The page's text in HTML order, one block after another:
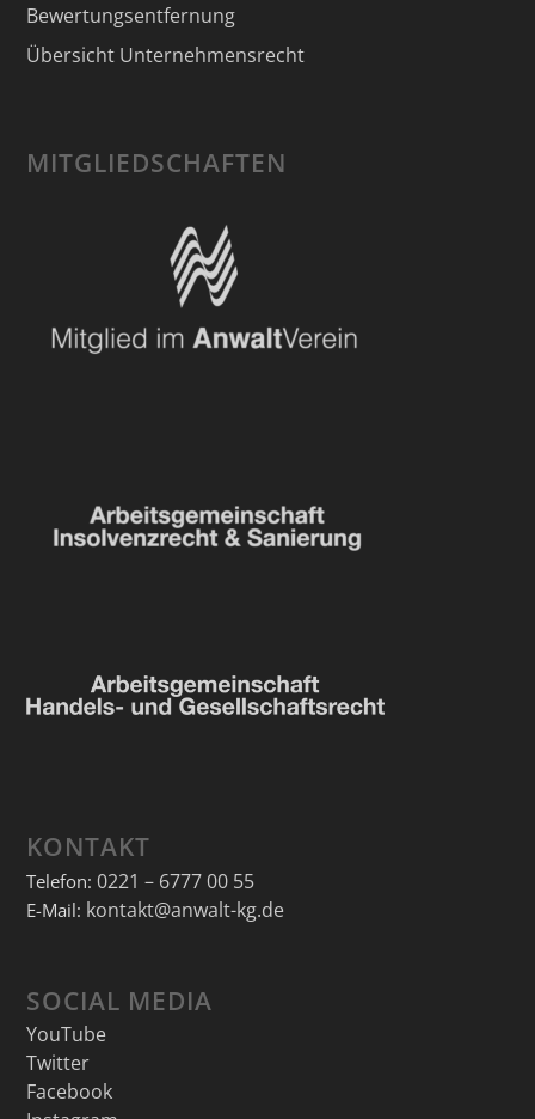
Bewertungsentfernung
Übersicht Unternehmensrecht
MITGLIEDSCHAFTEN
KONTAKT
Telefon: 0221 – 6777 00 55
E-Mail: kontakt@anwalt-kg.de
SOCIAL MEDIA
YouTube
Twitter
Facebook